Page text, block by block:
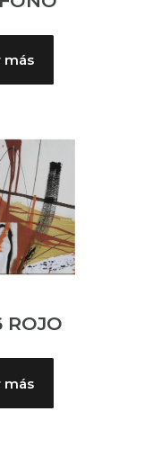
más
ROJO
más